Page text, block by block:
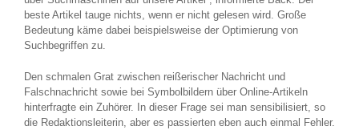
beste Artikel tauge nichts, wenn er nicht gelesen wird. Große
Bedeutung käme dabei beispielsweise der Optimierung von
Suchbegriffen zu.
Den schmalen Grat zwischen reißerischer Nachricht und
Falschnachricht sowie bei Symbolbildern über Online-Artikeln
hinterfragte ein Zuhörer. In dieser Frage sei man sensibilisiert, so
die Redaktionsleiterin, aber es passierten eben auch einmal Fehler.